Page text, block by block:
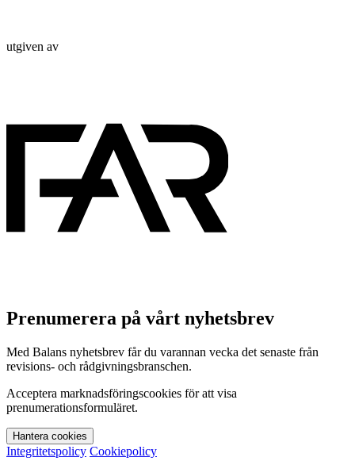
utgiven av
Prenumerera på vårt nyhetsbrev
Med Balans nyhetsbrev får du varannan vecka det senaste från
revisions- och rådgivningsbranschen.
Acceptera marknadsföringscookies för att visa
prenumerationsformuläret.
Hantera cookies
Integritetspolicy Cookiepolicy